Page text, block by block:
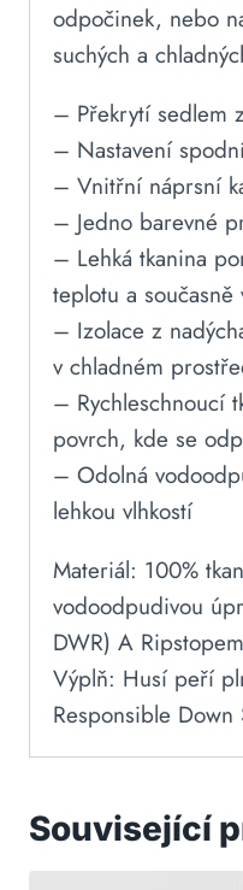
odpočinek, nebo
suchých a
– Překrytí sedlem
– Nastavení
– Vnitřní náprsní
– Jedno barevné
– Lehká tkanina
teplotu a
– Izolace z
v chladném
– Rychleschnoucí
povrch, kde se
– Odolná
lehkou vlhkostí
Materiál: 100%
vodoodpudivou
DWR) A Ripstopem
Výplň: Husí peří
Responsible Down
Související